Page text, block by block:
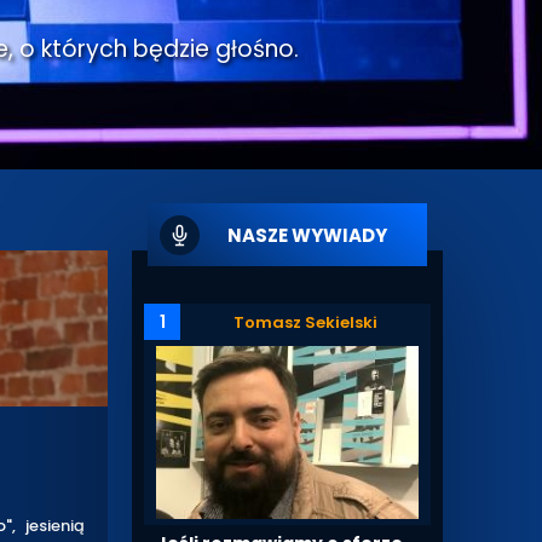
o których będzie głośno.
jesienią
NASZE WYWIADY
1 Tomasz Sekielski